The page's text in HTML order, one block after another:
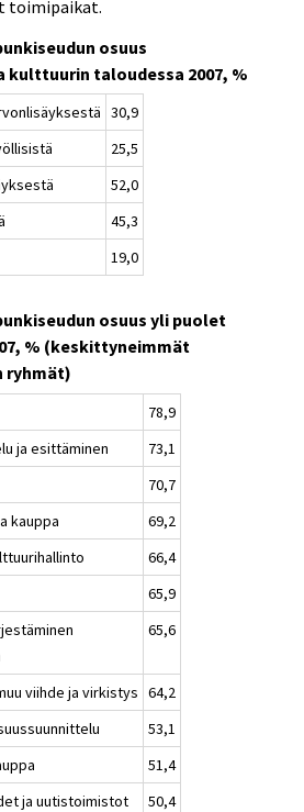
toimipaikat.
osuus
kulttuurin taloudessa 2007, %
30,9
25,5
52,0
45,3
19,0
osuus yli puolet
% (keskittyneimmät
78,9
ja esittäminen
73,1
70,7
kauppa
69,2
66,4
65,9
65,6
viihde ja virkistys 64,2
53,1
51,4
ja uutistoimistot
50,4